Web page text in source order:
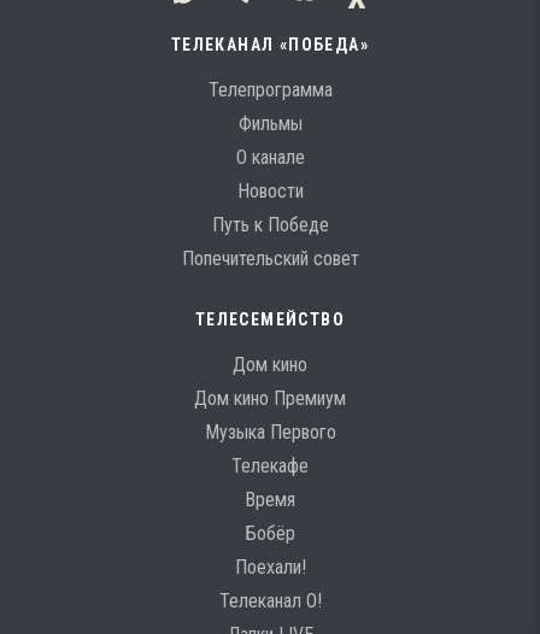
ТЕЛЕКАНАЛ «ПОБЕДА»
Телепрограмма
Фильмы
О канале
Новости
Путь к Победе
Попечительский совет
ТЕЛЕСЕМЕЙСТВО
Дом кино
Дом кино Премиум
Музыка Первого
Телекафе
Время
Бобёр
Поехали!
Телеканал О!